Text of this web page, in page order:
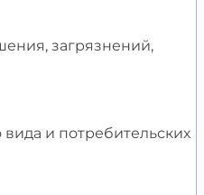
загрязнений,
и потребительских